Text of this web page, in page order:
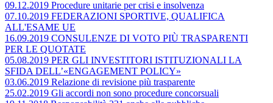
09.12.2019 Procedure unitarie per crisi e insolvenza
07.10.2019 FEDERAZIONI SPORTIVE, QUALIFICA
ALL'ESAME UE
16.09.2019 CONSULENZE DI VOTO PIÙ TRASPARENTI
PER LE QUOTATE
05.08.2019 PER GLI INVESTITORI ISTITUZIONALI LA
SFIDA DELL’«ENGAGEMENT POLICY»
03.06.2019 Relazione di revisione più trasparente
25.02.2019 Gli accordi non sono procedure concorsuali